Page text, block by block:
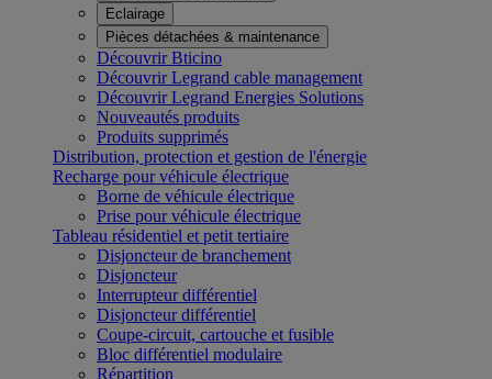
Eclairage
Pièces détachées & maintenance
Découvrir Bticino
Découvrir Legrand cable management
Découvrir Legrand Energies Solutions
Nouveautés produits
Produits supprimés
Distribution, protection et gestion de l'énergie
Recharge pour véhicule électrique
Borne de véhicule électrique
Prise pour véhicule électrique
Tableau résidentiel et petit tertiaire
Disjoncteur de branchement
Disjoncteur
Interrupteur différentiel
Disjoncteur différentiel
Coupe-circuit, cartouche et fusible
Bloc différentiel modulaire
Répartition